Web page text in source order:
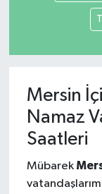
Mersin
Namaz
Saatleri
Mübarek